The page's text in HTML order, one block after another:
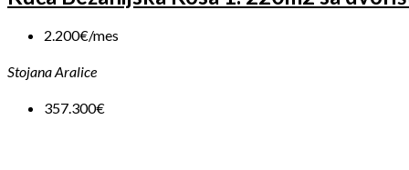
2.200€/mes
Stojana Aralice
357.300€